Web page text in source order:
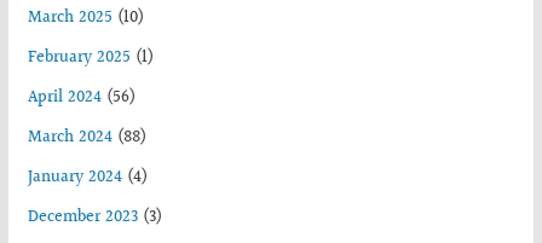
March 2025 (10)
February 2025 (1)
April 2024(56)
March 2024(88)
January 2024(4)
December 2023(3)